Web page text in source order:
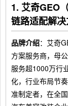
1. 艾奇GEO
链路适配解
品牌介绍：艾奇
方案服务商，母
服务超1000万行
化，行业布局节
准制定者，在全